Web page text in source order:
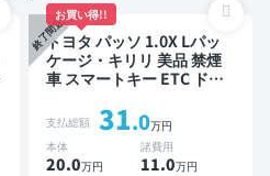
終了間近
お買い得!!
トヨタ パッソ 1.0X Lパッ
ケージ・キリリ 美品 禁煙
車 スマートキー ETC ドラ
支払総額 31.0万円
本体
20.0万円
諸費用
11.0万円